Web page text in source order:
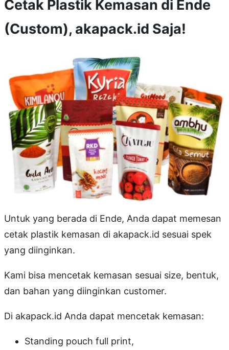
Cetak Plastik Kemasan di Ende
(Custom), akapack.id Saja!
Untuk yang berada di Ende, Anda dapat memesan
cetak plastik kemasan di akapack.id sesuai spek
yang diinginkan.
Kami bisa mencetak kemasan sesuai size, bentuk,
dan bahan yang diinginkan customer.
Di akapack.id Anda dapat mencetak kemasan:
Standing pouch full print,